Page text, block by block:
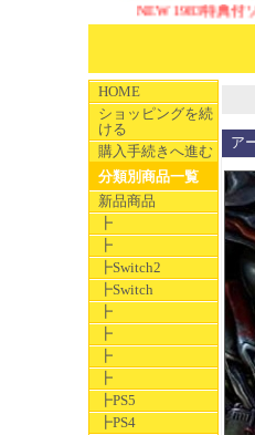
NEW 1983特典付ソフト
HOME
ショッピングを続
ける
購入手続きへ進む
分類別商品一覧
新品商品
┣
┣
┣Switch2
┣Switch
┣
┣
┣
┣
┣PS5
┣PS4
ア